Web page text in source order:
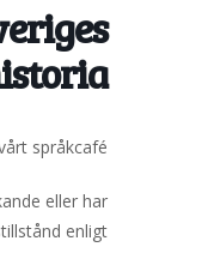
språkcafé!
eller har
enligt